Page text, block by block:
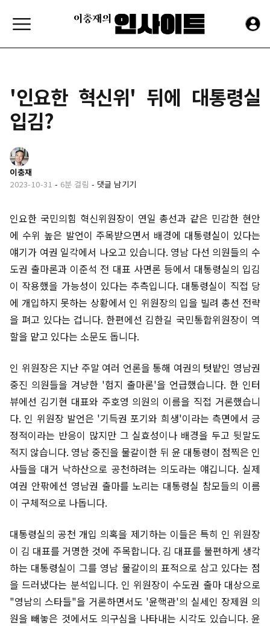
'인요한 혁신위' 뒤에 대통령실
입김?
이충재
2023-10-31 - 6분 걸림 - 댓글 남기기
인요한 국민의힘 혁신위원장이 연일 총선과 같은 민감한 현안
에 수위 높은 발언이 주목받으면서 배경에 대통령실이 있다는
얘기가 여권 일각에서 나오고 있습니다. 영남 다선 의원들의 수
도권 출마론과 이준석 전 대표 사면론 등에서 대통령실의 입김
이 작용했을 가능성이 있다는 추측입니다. 대통령실이 직접 당
에 개입하지 못하는 상황에서 인 위원장의 입을 빌려 총선 전략
을 펴고 있다는 겁니다. 한편에선 김한길 국민통합위원장이 역
할을 맡고 있다는 소문도 돕니다.
인 위원장은 지난 주말 여러 언론을 통해 여권의 텃밭인 영남권
중진 의원들을 겨냥한 '험지 출마론'을 언급했습니다. 한 인터
뷰에선 김기현 대표와 주호영 의원의 이름을 직접 거론했습니
다. 인 위원장 발언은 '기득권 포기와 희생'이라는 측면에서 긍
정적이라는 반응이 많지만 그 실효성이나 배경을 두고 뒷말도
적지 않습니다. 영남 중진을 물갈이한 뒤 윤 대통령이 점찍은 인
사들을 대거 낙하산으로 공천하려는 의도라는 얘깁니다. 실제
여권 안팎에선 영남권 출마를 노리는 대통령실 참모들의 이름
이 구체적으로 나돕니다.
대통령실의 공천 개입 의혹을 제기하는 이들은 특히 인 위원장
이 김 대표를 거명한 것에 주목합니다. 김 대표를 불편하게 생각
하는 대통령실이 그를 영남 물갈이의 표적으로 삼고 있다는 점
을 드러냈다는 분석입니다. 인 위원장이 수도권 출마 대상으로
"영남의 스타들"을 거론하면서도 '윤핵관'의 실세인 장제원 의
원을 빼놓은 것에서도 의구심을 나타내는 시각도 있습니다. 윤